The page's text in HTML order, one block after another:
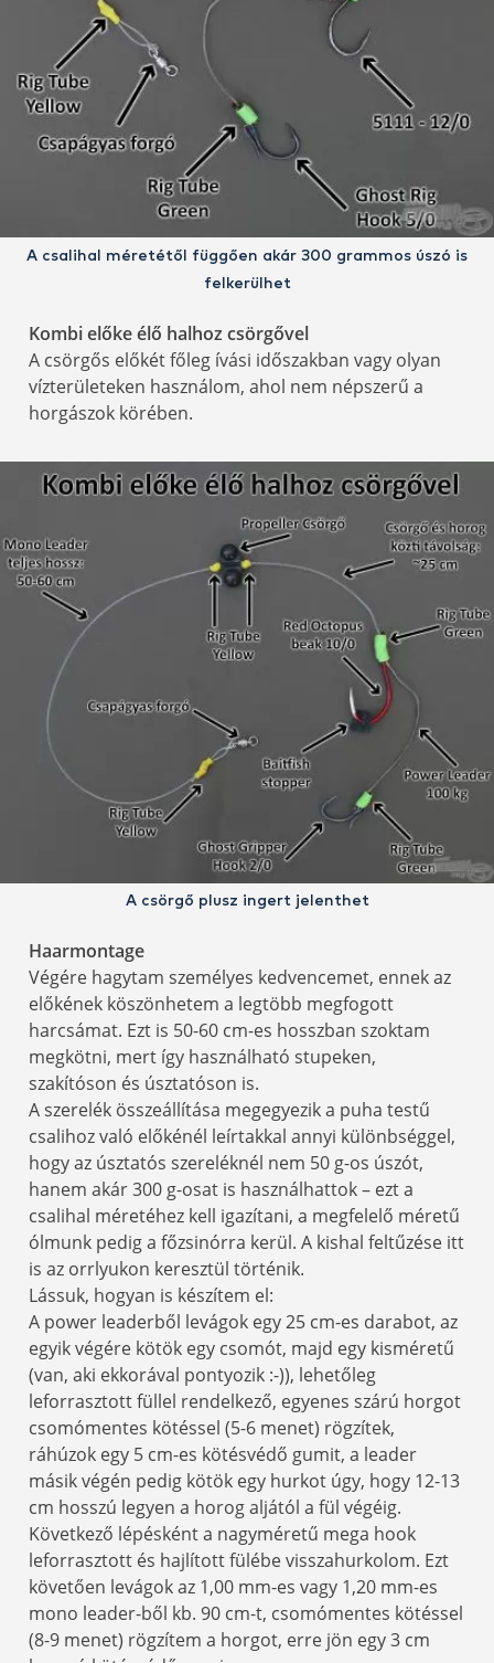
A csalihal méretétől függően akár 300 grammos úszó is
felkerülhet
Kombi előke élő halhoz csörgővel
A csörgős előkét főleg ívási időszakban vagy olyan
vízterületeken használom, ahol nem népszerű a
horgászok körében.
A csörgő plusz ingert jelenthet
Haarmontage
Végére hagytam személyes kedvencemet, ennek az
előkének köszönhetem a legtöbb megfogott
harcsámat. Ezt is 50-60 cm-es hosszban szoktam
megkötni, mert így használható stupeken,
szakítóson és úsztatóson is.
A szerelék összeállítása megegyezik a puha testű
csalihoz való előkénél leírtakkal annyi különbséggel,
hogy az úsztatós szereléknél nem 50 g-os úszót,
hanem akár 300 g-osat is használhattok – ezt a
csalihal méretéhez kell igazítani, a megfelelő méretű
ólmunk pedig a főzsinórra kerül. A kishal feltűzése itt
is az orrlyukon keresztül történik.
Lássuk, hogyan is készítem el:
A power leaderből levágok egy 25 cm-es darabot, az
egyik végére kötök egy csomót, majd egy kisméretű
(van, aki ekkorával pontyozik :-)), lehetőleg
leforrasztott füllel rendelkező, egyenes szárú horgot
csomómentes kötéssel (5-6 menet) rögzítek,
ráhúzok egy 5 cm-es kötésvédő gumit, a leader
másik végén pedig kötök egy hurkot úgy, hogy 12-13
cm hosszú legyen a horog aljától a fül végéig.
Következő lépésként a nagyméretű mega hook
leforrasztott és hajlított fülébe visszahurkolom. Ezt
követően levágok az 1,00 mm-es vagy 1,20 mm-es
mono leader-ből kb. 90 cm-t, csomómentes kötéssel
(8-9 menet) rögzítem a horgot, erre jön egy 3 cm